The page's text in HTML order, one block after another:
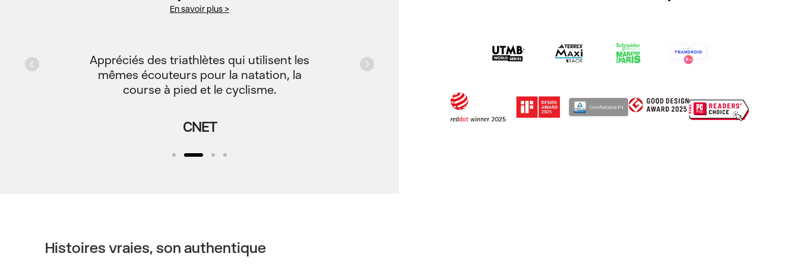
En savoir plus >
Appréciés des triathlètes qui utilisent les
mêmes écouteurs pour la natation, la
course à pied et le cyclisme.
CNET
Ce sont les écouteurs étanches les plus
Histoires vraies, son authentique